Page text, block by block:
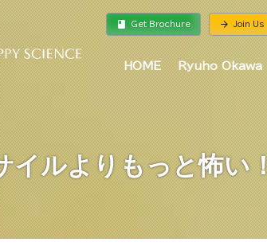
book Get Brochure arrow_forward Join Us
HOME Ryuho Okawa
イルよりもっと怖い